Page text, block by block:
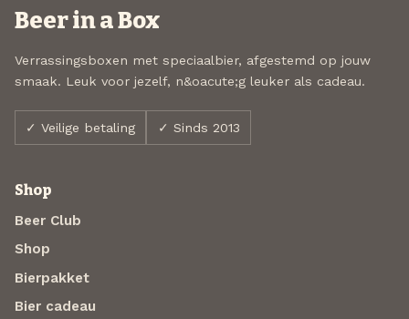
Beer in a Box
Verrassingsboxen met speciaalbier, afgestemd op jouw
smaak. Leuk voor jezelf, n&oacute;g leuker als cadeau.
✓ Veilige betaling ✓ Sinds 2013
Shop
Beer Club
Shop
Bierpakket
Bier cadeau